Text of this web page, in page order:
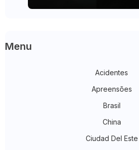
Menu
Acidentes
Apreensões
Brasil
China
Ciudad Del Este